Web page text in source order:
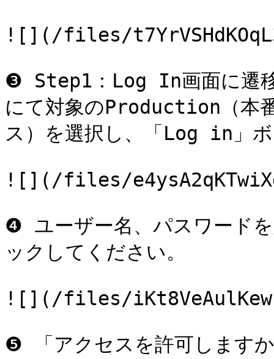
![](/files/
❸ Step1：Log In画面に遷
にて対象のProduction（本
ス）を選択し、「Log in」
![](/files/
❹ ユーザー名、パスワード
ックしてください。
![](/files/
❺ 「アクセスを許可します